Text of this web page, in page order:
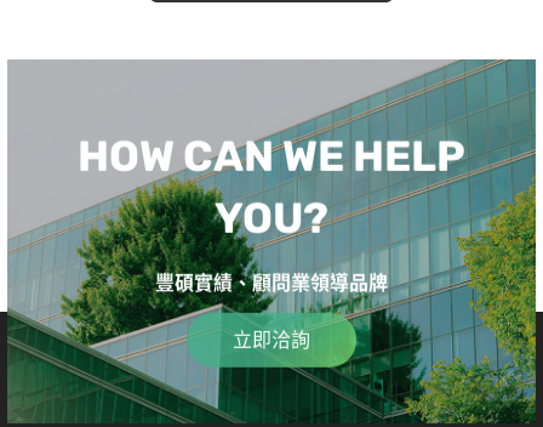
HOW CAN WE HELP
YOU?
豐碩實績、顧問業領導品牌
立即洽詢